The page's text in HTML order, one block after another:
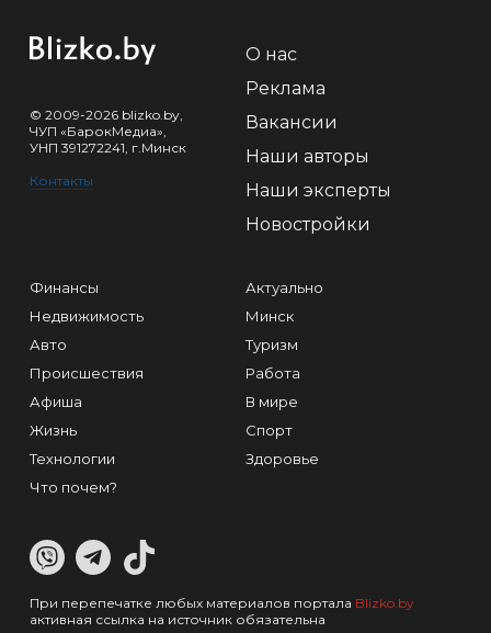
© 2009-2026 blizko.by,
ЧУП «БарокМедиа»,
УНП 391272241, г.Минск
Контакты
О нас
Реклама
Вакансии
Наши авторы
Наши эксперты
Новостройки
Финансы
Недвижимость
Авто
Происшествия
Афиша
Жизнь
Технологии
Что почем?
Актуально
Минск
Туризм
Работа
В мире
Спорт
Здоровье
При перепечатке любых материалов портала Blizko.by
активная ссылка на источник обязательна